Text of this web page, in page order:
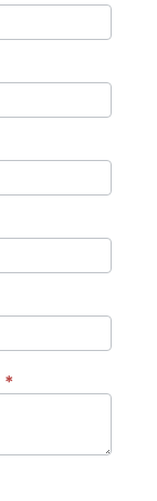
*